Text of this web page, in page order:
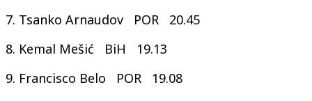
7. Tsanko Arnaudov POR 20.45
8. Kemal Mešić BiH 19.13
9. Francisco Belo POR 19.08